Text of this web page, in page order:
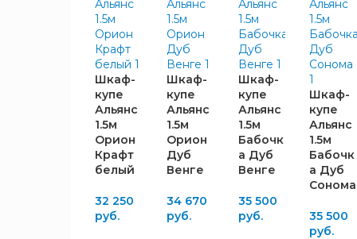
золотой
1
Чёрная
лакобель
1
Шкаф-
купе
Альянс
1.5м
Орион
Крафт
белый
32 250
руб.
Шкаф-
купе
Альянс
1.5м
Орион
Дуб
Венге
34 670
руб.
Шкаф-
купе
Альянс
1.5м
Бабочк
а Дуб
Венге
35 500
руб.
Шкаф-
купе
Альянс
1.5м
Бабочк
а Дуб
Сонома
35 500
руб.